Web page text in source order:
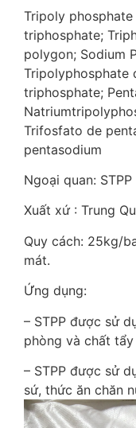
Tripoly phosphate
triphosphate;
polygon; Sodium
Tripolyphosphate
triphosphate;
Trifosfato de
pentasodium
Ngoại quan:
Xuất xứ : Trung
Quy cách: 25kg/
mát.
Ứng dụng:
– STPP được sử
phòng và chất tẩy
– STPP được sử
sứ, thức ăn chăn